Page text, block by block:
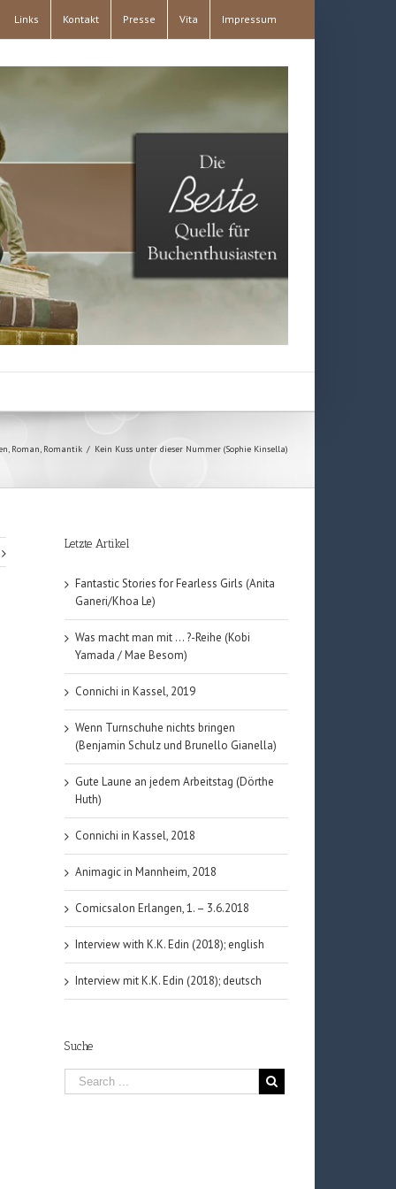
Links Kontakt Presse Vita Impressum
, Roman, Romantik / Kein Kuss unter dieser Nummer (Sophie Kinsella)
Letzte Artikel
Fantastic Stories for Fearless Girls (Anita
Ganeri/Khoa Le)
Was macht man mit … ?-Reihe (Kobi
Yamada / Mae Besom)
Connichi in Kassel, 2019
Wenn Turnschuhe nichts bringen
(Benjamin Schulz und Brunello Gianella)
Gute Laune an jedem Arbeitstag (Dörthe
Huth)
Connichi in Kassel, 2018
Animagic in Mannheim, 2018
Comicsalon Erlangen, 1. – 3.6.2018
Interview with K.K. Edin (2018); english
Interview mit K.K. Edin (2018); deutsch
Suche